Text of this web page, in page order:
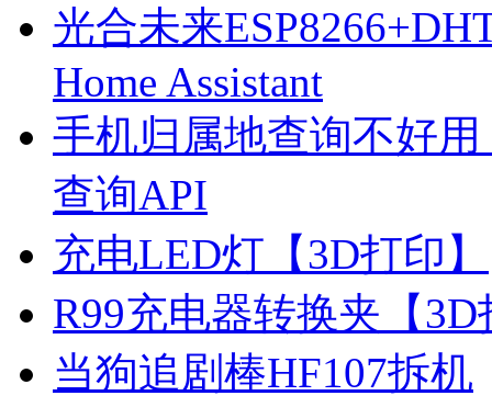
光合未来
Home Assistant
手机归属地查询不好
查询API
充电LED灯【3D打印】
R99充电器转换夹【3D
当狗追剧棒HF107拆机